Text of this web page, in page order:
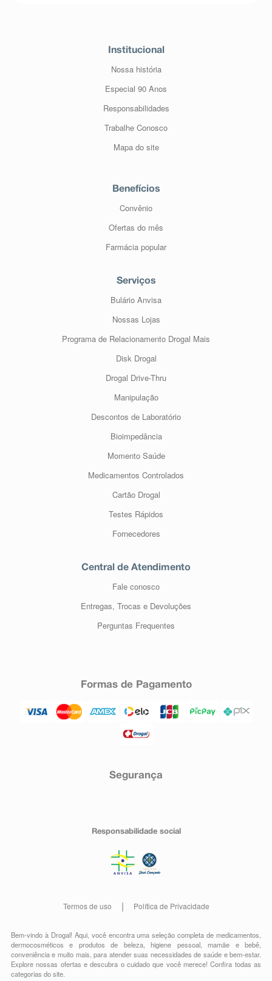
Institucional
Nossa história
Especial 90 Anos
Responsabilidades
Trabalhe Conosco
Mapa do site
Benefícios
Convênio
Ofertas do mês
Farmácia popular
Serviços
Bulário Anvisa
Nossas Lojas
Programa de Relacionamento Drogal Mais
Disk Drogal
Drogal Drive-Thru
Manipulação
Descontos de Laboratório
Bioimpedância
Momento Saúde
Medicamentos Controlados
Cartão Drogal
Testes Rápidos
Fornecedores
Central de Atendimento
Fale conosco
Entregas, Trocas e Devoluções
Perguntas Frequentes
Formas de Pagamento
Segurança
Responsabilidade social
Termos de uso Política de Privacidade
Bem-vindo à Drogal! Aqui, você encontra uma seleção completa demedicamentos
dermocosméticos e produtos de beleza,higiene pessoal,mamãe e bebê
conveniênciae muito mais, para atender suas necessidades de saúde e bem-estar.
Explore nossas ofertas e descubra o cuidado que você merece!Confira todas as
categorias do site.